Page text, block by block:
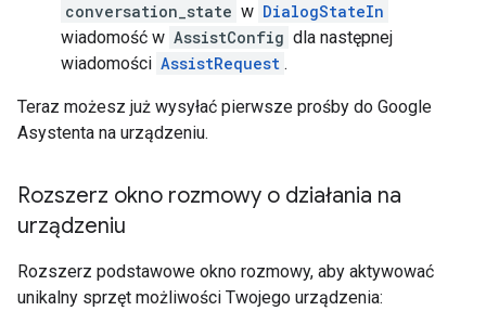
conversation_state w DialogStateIn
wiadomość w AssistConfig dla następnej
wiadomości AssistRequest .
Teraz możesz już wysyłać pierwsze prośby do Google
Asystenta na urządzeniu.
Rozszerz okno rozmowy o działania na
urządzeniu
Rozszerz podstawowe okno rozmowy, aby aktywować
unikalny sprzęt możliwości Twojego urządzenia: